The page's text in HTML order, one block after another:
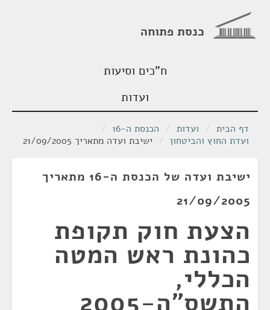
כנסת פתוחה
ח"כים וסיעות
ועדות
דף הבית / ועדות / הכנסת ה-16
/
ועדת החוץ והביטחון / ישיבת ועדה מתאריך 21/09/2005
ישיבת ועדה של הכנסת ה-16 מתאריך
21/09/2005
הצעת חוק תקופת
כהונת ראש המטה
הכללי,
התשס"ה-2005